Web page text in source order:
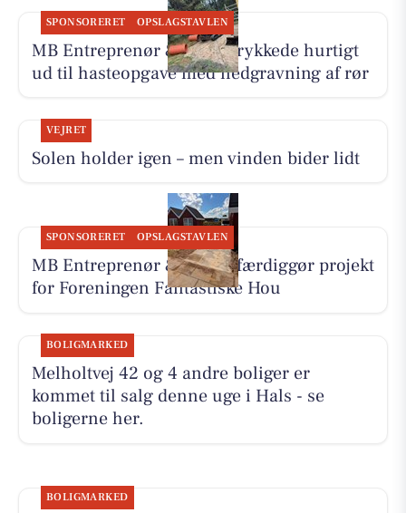
SPONSORERET OPSLAGSTAVLEN
MB Entreprenør & Anlæg rykkede hurtigt
ud til hasteopgave med nedgravning af rør
VEJRET
Solen holder igen – men vinden bider lidt
SPONSORERET OPSLAGSTAVLEN
MB Entreprenør & Anlæg færdiggør projekt
for Foreningen Fantastiske Hou
BOLIGMARKED
Melholtvej 42 og 4 andre boliger er
kommet til salg denne uge i Hals - se
boligerne her.
BOLIGMARKED